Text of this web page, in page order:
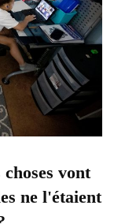
vont
ne l'étaient